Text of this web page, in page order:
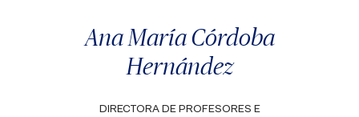
Ana María Córdoba
Hernández
DIRECTORA DE PROFESORES E